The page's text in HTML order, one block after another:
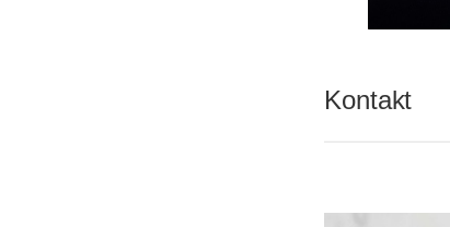
Kontakt